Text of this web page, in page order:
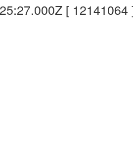
[ 12141064